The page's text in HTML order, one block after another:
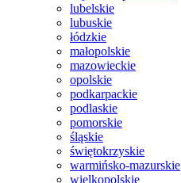
lubelskie
lubuskie
łódzkie
małopolskie
mazowieckie
opolskie
podkarpackie
podlaskie
pomorskie
śląskie
świętokrzyskie
warmińsko-mazurskie
wielkopolskie